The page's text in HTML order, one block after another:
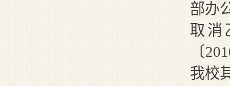
部办
取消
〔 20
我校